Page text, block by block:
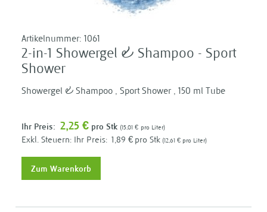
Artikelnummer: 1061
2-in-1 Showergel & Shampoo - Sport
Shower
Showergel & Shampoo , Sport Shower , 150 ml Tube
Ihr Preis: 2,25 € pro Stk 15,01 € pro Liter
Ihr Preis: 1,89 € pro Stk 12,61 € pro Liter
Zum Warenkorb